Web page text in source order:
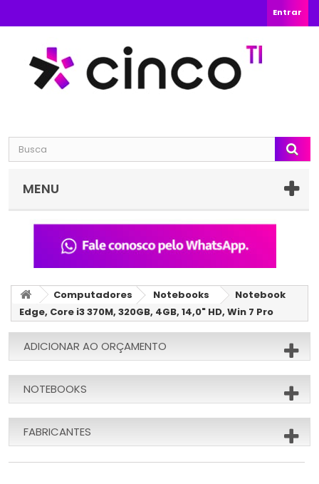
Entrar
MENU
Computadores Notebooks
Notebook
Edge, Core i3 370M, 320GB, 4GB, 14,0" HD, Win 7 Pro
ADICIONAR AO ORÇAMENTO
NOTEBOOKS
FABRICANTES